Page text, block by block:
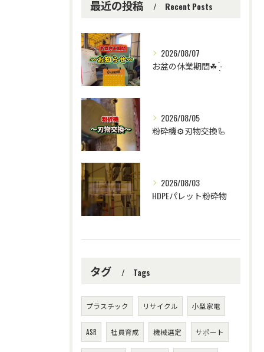
最近の投稿 Recent Posts
2026/08/07
お盆の休業期間☘ ̖́-
2026/08/05
粉砕機⚙️刃物交換🦾
2026/08/03
HDPEパレット粉砕物
タグ Tags
プラスチック リサイクル 小型家電
ASR 社員育成 機械選定 サポート